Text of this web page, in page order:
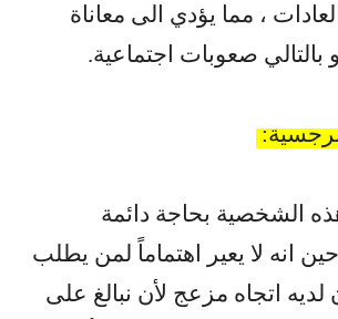
، مما يؤدي الى معاناة
بالتالي صعوبات اجتماعية.
:
الشخصية بحاجة دائمة
انه لا يعير اهتماماً لمن يطلب
اتجاه مزعج لأن نبالغ على